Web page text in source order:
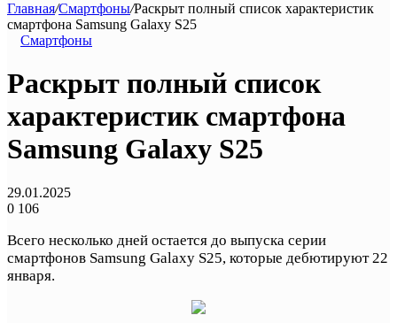
Главная/Смартфоны/Раскрыт полный список характеристик
смартфона Samsung Galaxy S25
Смартфоны
Раскрыт полный список
характеристик смартфона
Samsung Galaxy S25
29.01.2025
0 106
Всего несколько дней остается до выпуска серии
смартфонов Samsung Galaxy S25, которые дебютируют 22
января.